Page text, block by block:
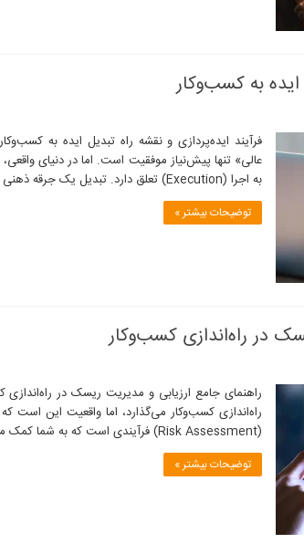
ایده به کسب‌وکار
فرآیند ایده‌پردازی و نقشه راه تبدیل ایده به
به اجرا (Execution) تعلق دارد. تبدیل یک جرقه ذهنی به یک کسب‌وکار …
توضیحات بیشتر »
در راه‌اندازی کسب‌وکار
راهنمای جامع ارزیابی و مدیریت ریسک در
راه‌اندازی کسب‌وکار می‌گذارد، اما واقعیت این
(Risk Assessment) فرآیندی است که به شما کمک می‌کند تا قبل از مواجهه با طوفان، نقاط …
توضیحات بیشتر »